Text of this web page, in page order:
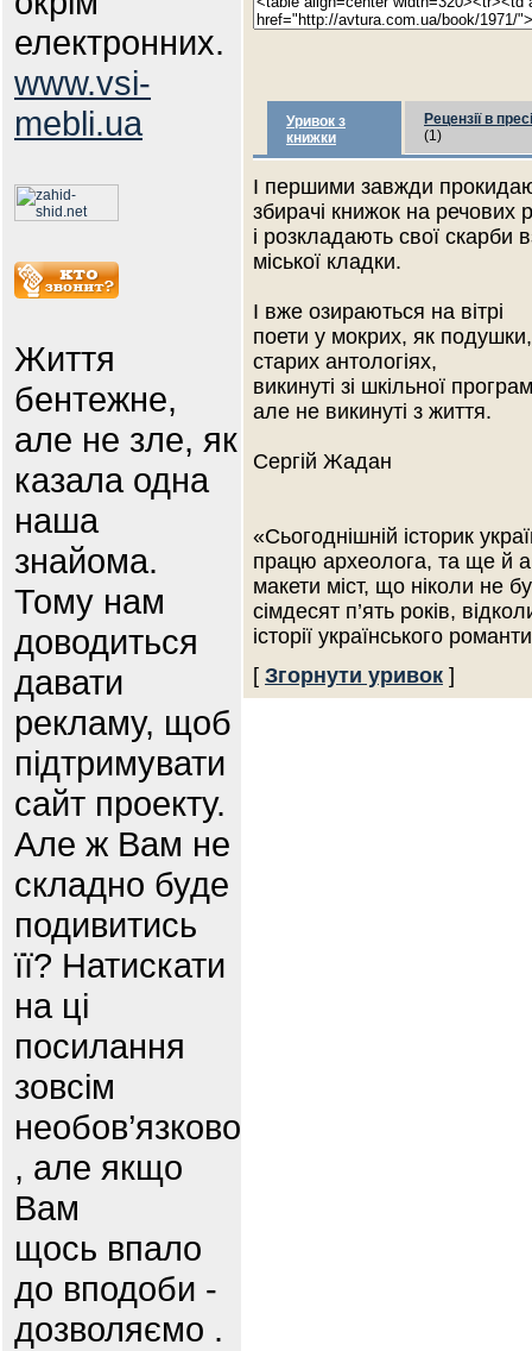
електронних.
www.vsi-
mebli.ua
Життя
бентежне,
але не зле, як
казала одна
наша
знайома.
Тому нам
доводиться
давати
рекламу, щоб
підтримувати
сайт проекту.
Але ж Вам не
складно буде
подивитись
її? Натискати
на ці
посилання
зовсім
необов’язково
, але якщо
Вам
щось впало
до вподоби -
дозволяємо .
Уривок з
книжки
Рецензії в пресі
(1)
І першими завжди
збирачі книжок на речових
і розкладають свої скарби
міської кладки.
І вже озираються на вітрі
поети у мокрих, як подушки,
старих антологіях,
викинуті зі шкільної
але не викинуті з життя.
Сергій Жадан
«Сьогоднішній історик
працю археолога, та ще й
макети міст, що ніколи не
сімдесят п’ять років,
історії українського
[ Згорнути уривок ]